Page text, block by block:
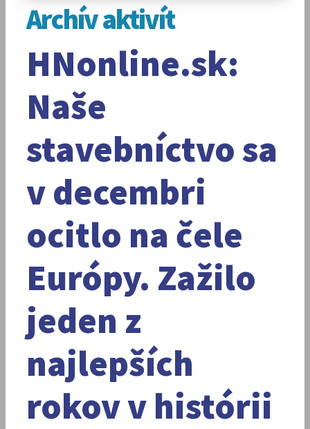
Archív aktivít
HNonline.sk:
Naše
stavebníctvo sa
v decembri
ocitlo na čele
Európy. Zažilo
jeden z
najlepších
rokov v histórii